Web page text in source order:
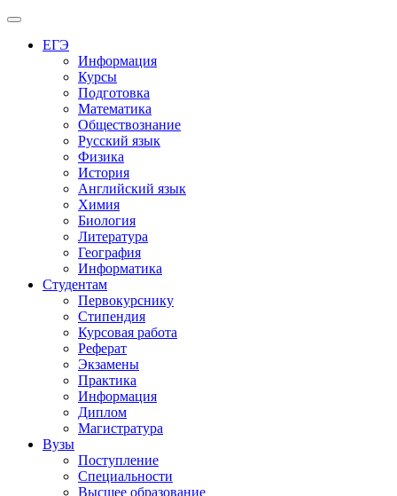
Меню
ЕГЭ
Информация
Курсы
Подготовка
Математика
Обществознание
Русский язык
Физика
История
Английский язык
Химия
Биология
Литература
География
Информатика
Студентам
Первокурснику
Стипендия
Курсовая работа
Реферат
Экзамены
Практика
Информация
Диплом
Магистратура
Вузы
Поступление
Специальности
Высшее образование